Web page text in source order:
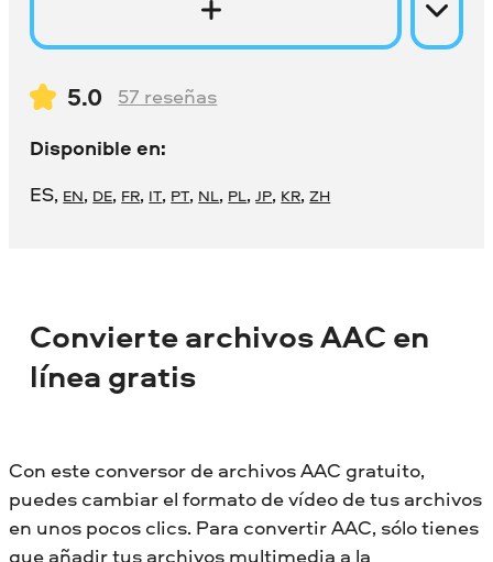
5.0 57 reseñas
Disponible en:
ES, EN, DE, FR, IT, PT, NL, PL,JP, KR,ZH
Convierte archivos AAC en
línea gratis
Con este conversor de archivos AAC gratuito,
puedes cambiar el formato de vídeo de tus archivos
en unos pocos clics. Para convertir AAC, sólo tienes
que añadir tus archivos multimedia a la